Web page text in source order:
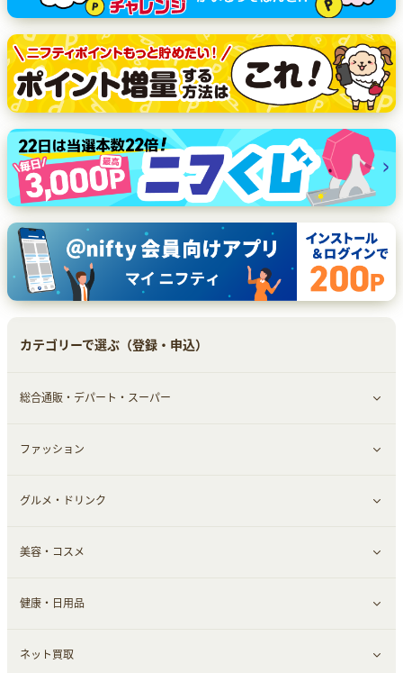
カテゴリーで選ぶ（登録・申込）
総合通販・デパート・スーパー
すべて見る
総合通販
ファッション
すべて見る
ファッション
インナー・下着
スーツ・フォーマル
グルメ・ドリンク
すべて見る
グルメ
お酒
美容・コスメ
すべて見る
ヘアケア
健康・日用品
すべて見る
ネット買取